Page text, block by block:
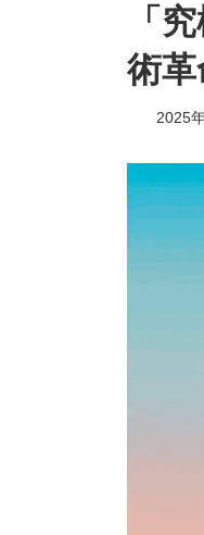
「
術革
2025